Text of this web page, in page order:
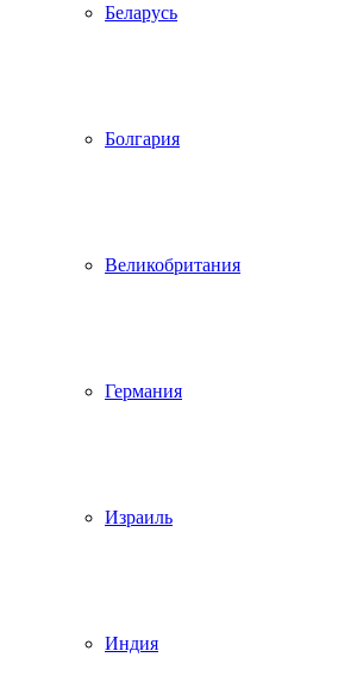
Беларусь
Болгария
Великобритания
Германия
Израиль
Индия